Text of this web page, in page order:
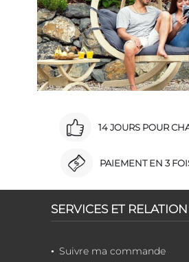
14 JOURS POUR
PAIEMENT EN 3
SERVICES ET
Suivre ma commande